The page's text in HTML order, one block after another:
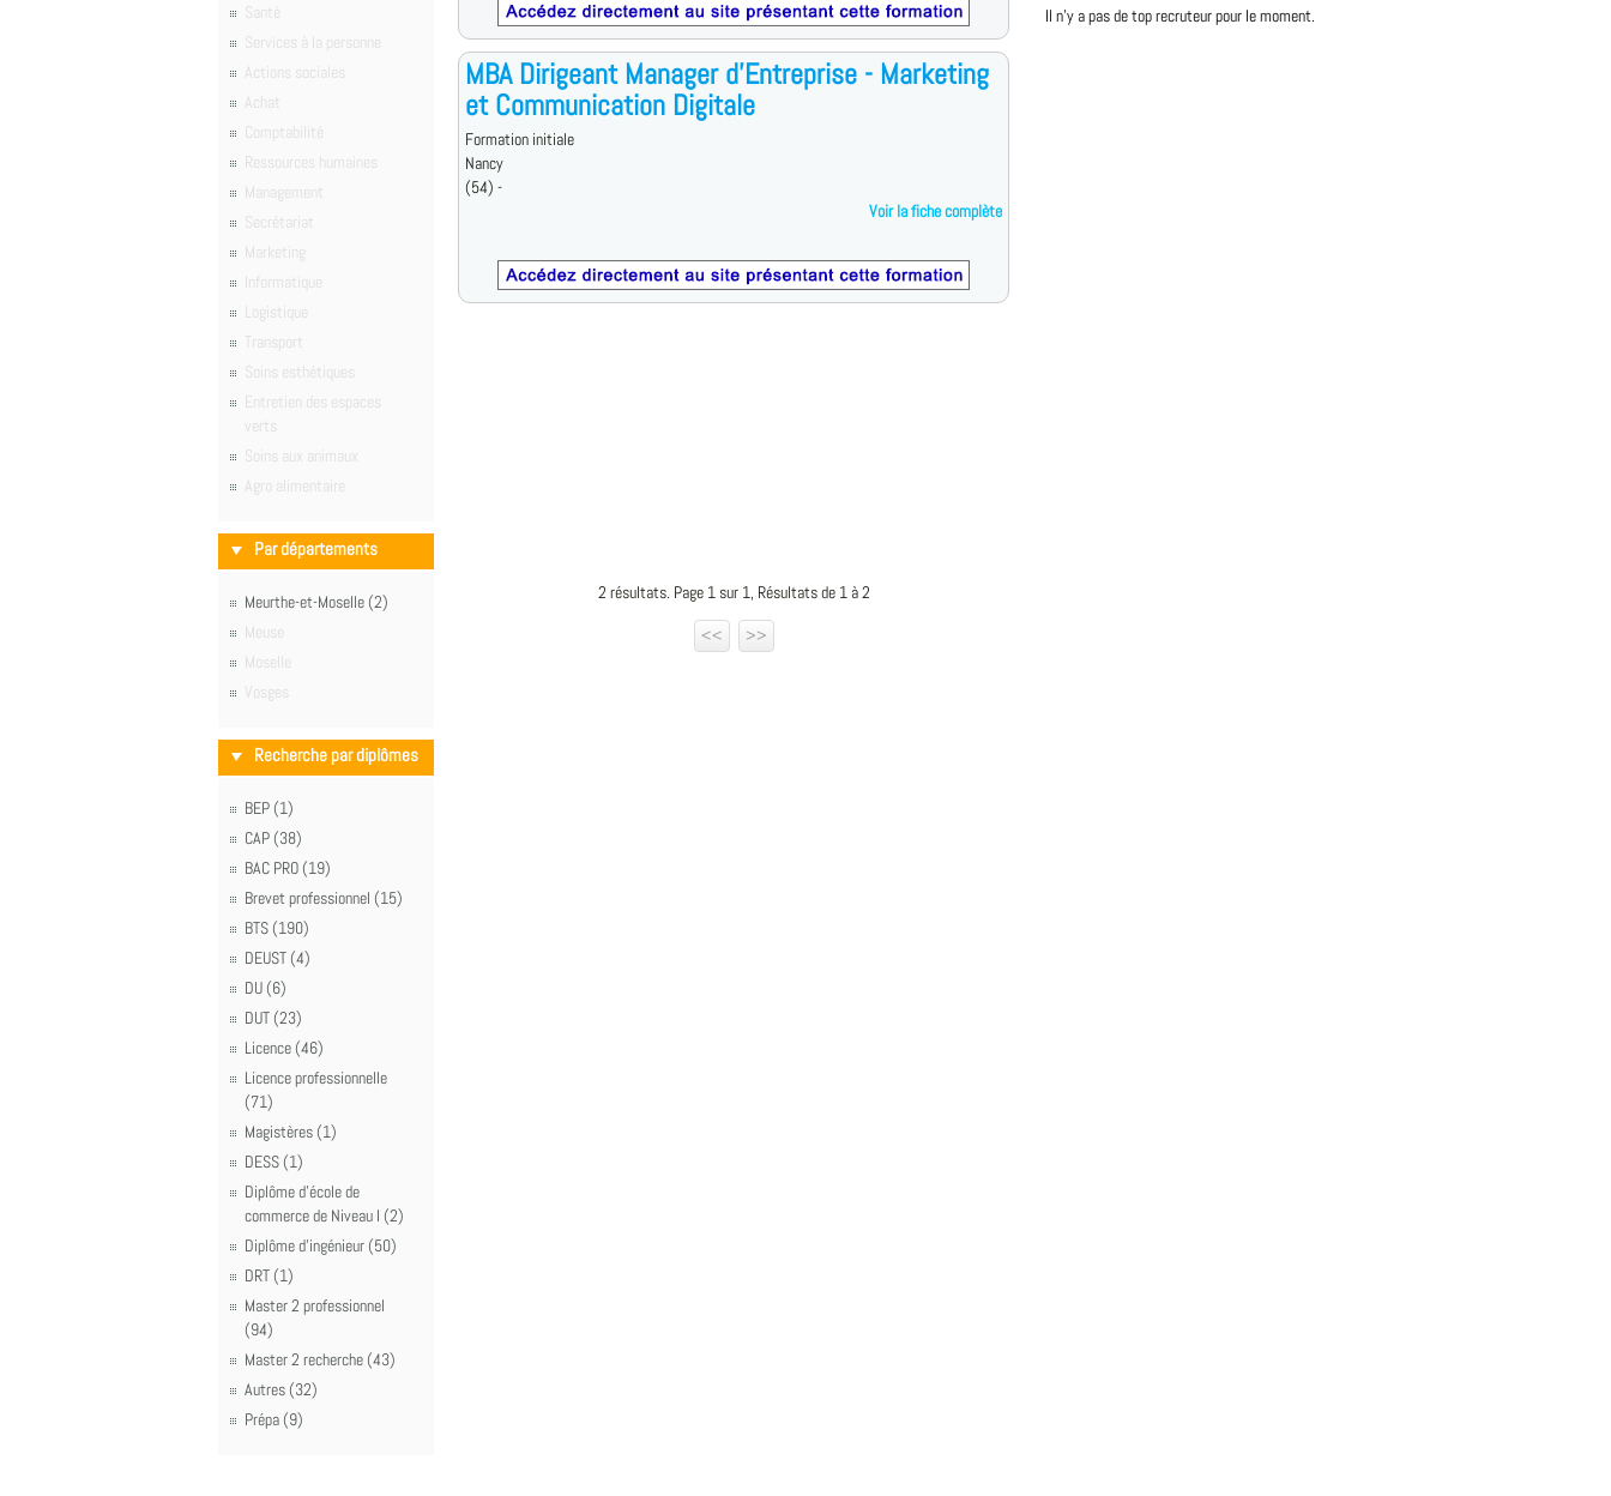
Santé
Services à la personne
Actions sociales
Achat
Comptabilité
Ressources humaines
Management
Secrétariat
Marketing
Informatique
Logistique
Transport
Soins esthétiques
Entretien des espaces
verts
Soins aux animaux
Agro alimentaire
Par départements
Meurthe-et-Moselle (2)
Meuse
Moselle
Vosges
Recherche par diplômes
BEP (1)
CAP (38)
BAC PRO (19)
Brevet professionnel (15)
BTS (190)
DEUST (4)
DU (6)
DUT (23)
Licence (46)
Licence professionnelle
(71)
Magistères (1)
DESS (1)
Diplôme d'école de
commerce de Niveau I (2)
Diplôme d'ingénieur (50)
DRT (1)
Master 2 professionnel
(94)
Master 2 recherche (43)
Autres (32)
Prépa (9)
MBA Dirigeant Manager d'Entreprise - Marketing
et Communication Digitale
Formation initiale
Nancy
(54) -
Voir la fiche complète
2 résultats. Page 1 sur 1, Résultats de 1 à 2
<<
>>
Il n'y a pas de top recruteur pour le moment.